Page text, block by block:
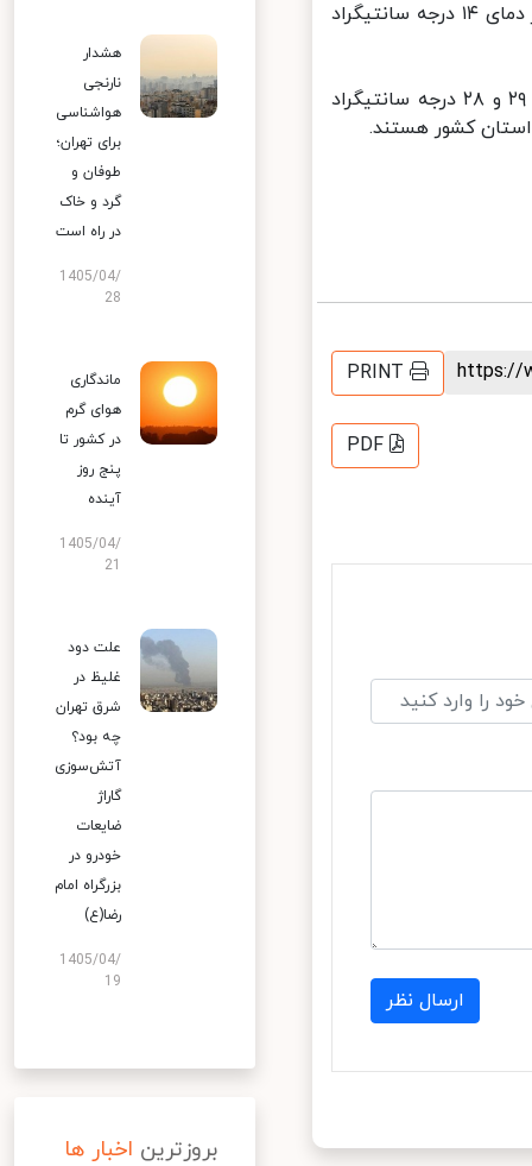
(۸ اسفندماه) کمی ابری و گاهی وزش باد شدید با حداقل دمای ۱۰ و حداکثر دمای ۱۴ درجه سانتیگراد
ضیائیان در پایان گفت: طی امروز و فردا (۶ و ۷ اسفند ماه) اهواز با دمای ۲۹ و ۲۸ درجه سانتیگراد
PRINT
PDF
ارسال نظر
هشدار
نارنجی
هواشناسی
برای تهران؛
طوفان و
گرد و خاک
در راه است
1405/04/
28
ماندگاری
هوای گرم
در کشور تا
پنج روز
آینده
1405/04/
علت دود
غلیظ در
شرق تهران
چه بود؟
آتش‌سوزی
گاراژ
ضایعات
خودرو در
بزرگراه امام
رضا(ع)
1405/04/
19
بروزترین اخبار ها